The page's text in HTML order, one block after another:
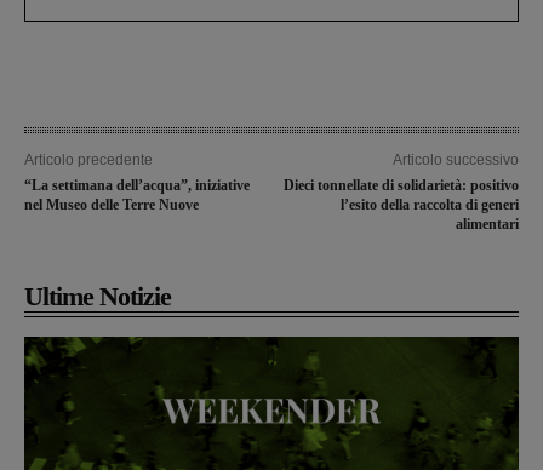
Articolo precedente
“La settimana dell’acqua”, iniziative
nel Museo delle Terre Nuove
Articolo successivo
Dieci tonnellate di solidarietà: positivo
l’esito della raccolta di generi
alimentari
Ultime Notizie